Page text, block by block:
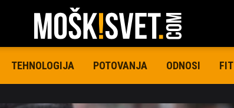
TEHNOLOGIJA POTOVANJA ODNOSI FIT